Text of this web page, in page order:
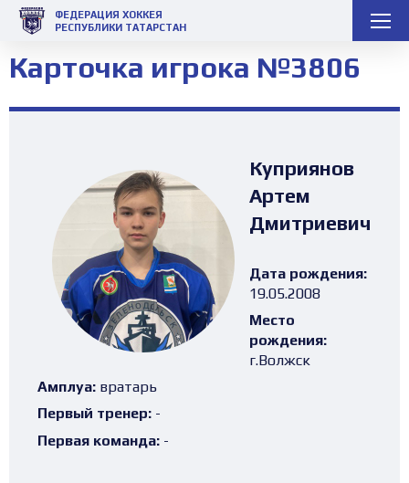
ФЕДЕРАЦИЯ ХОККЕЯ
РЕСПУБЛИКИ ТАТАРСТАН
Карточка игрока №3806
Куприянов
Артем
Дмитриевич
Дата рождения:
19.05.2008
Место
рождения:
г.Волжск
Амплуа: вратарь
Первый тренер: -
Первая команда: -